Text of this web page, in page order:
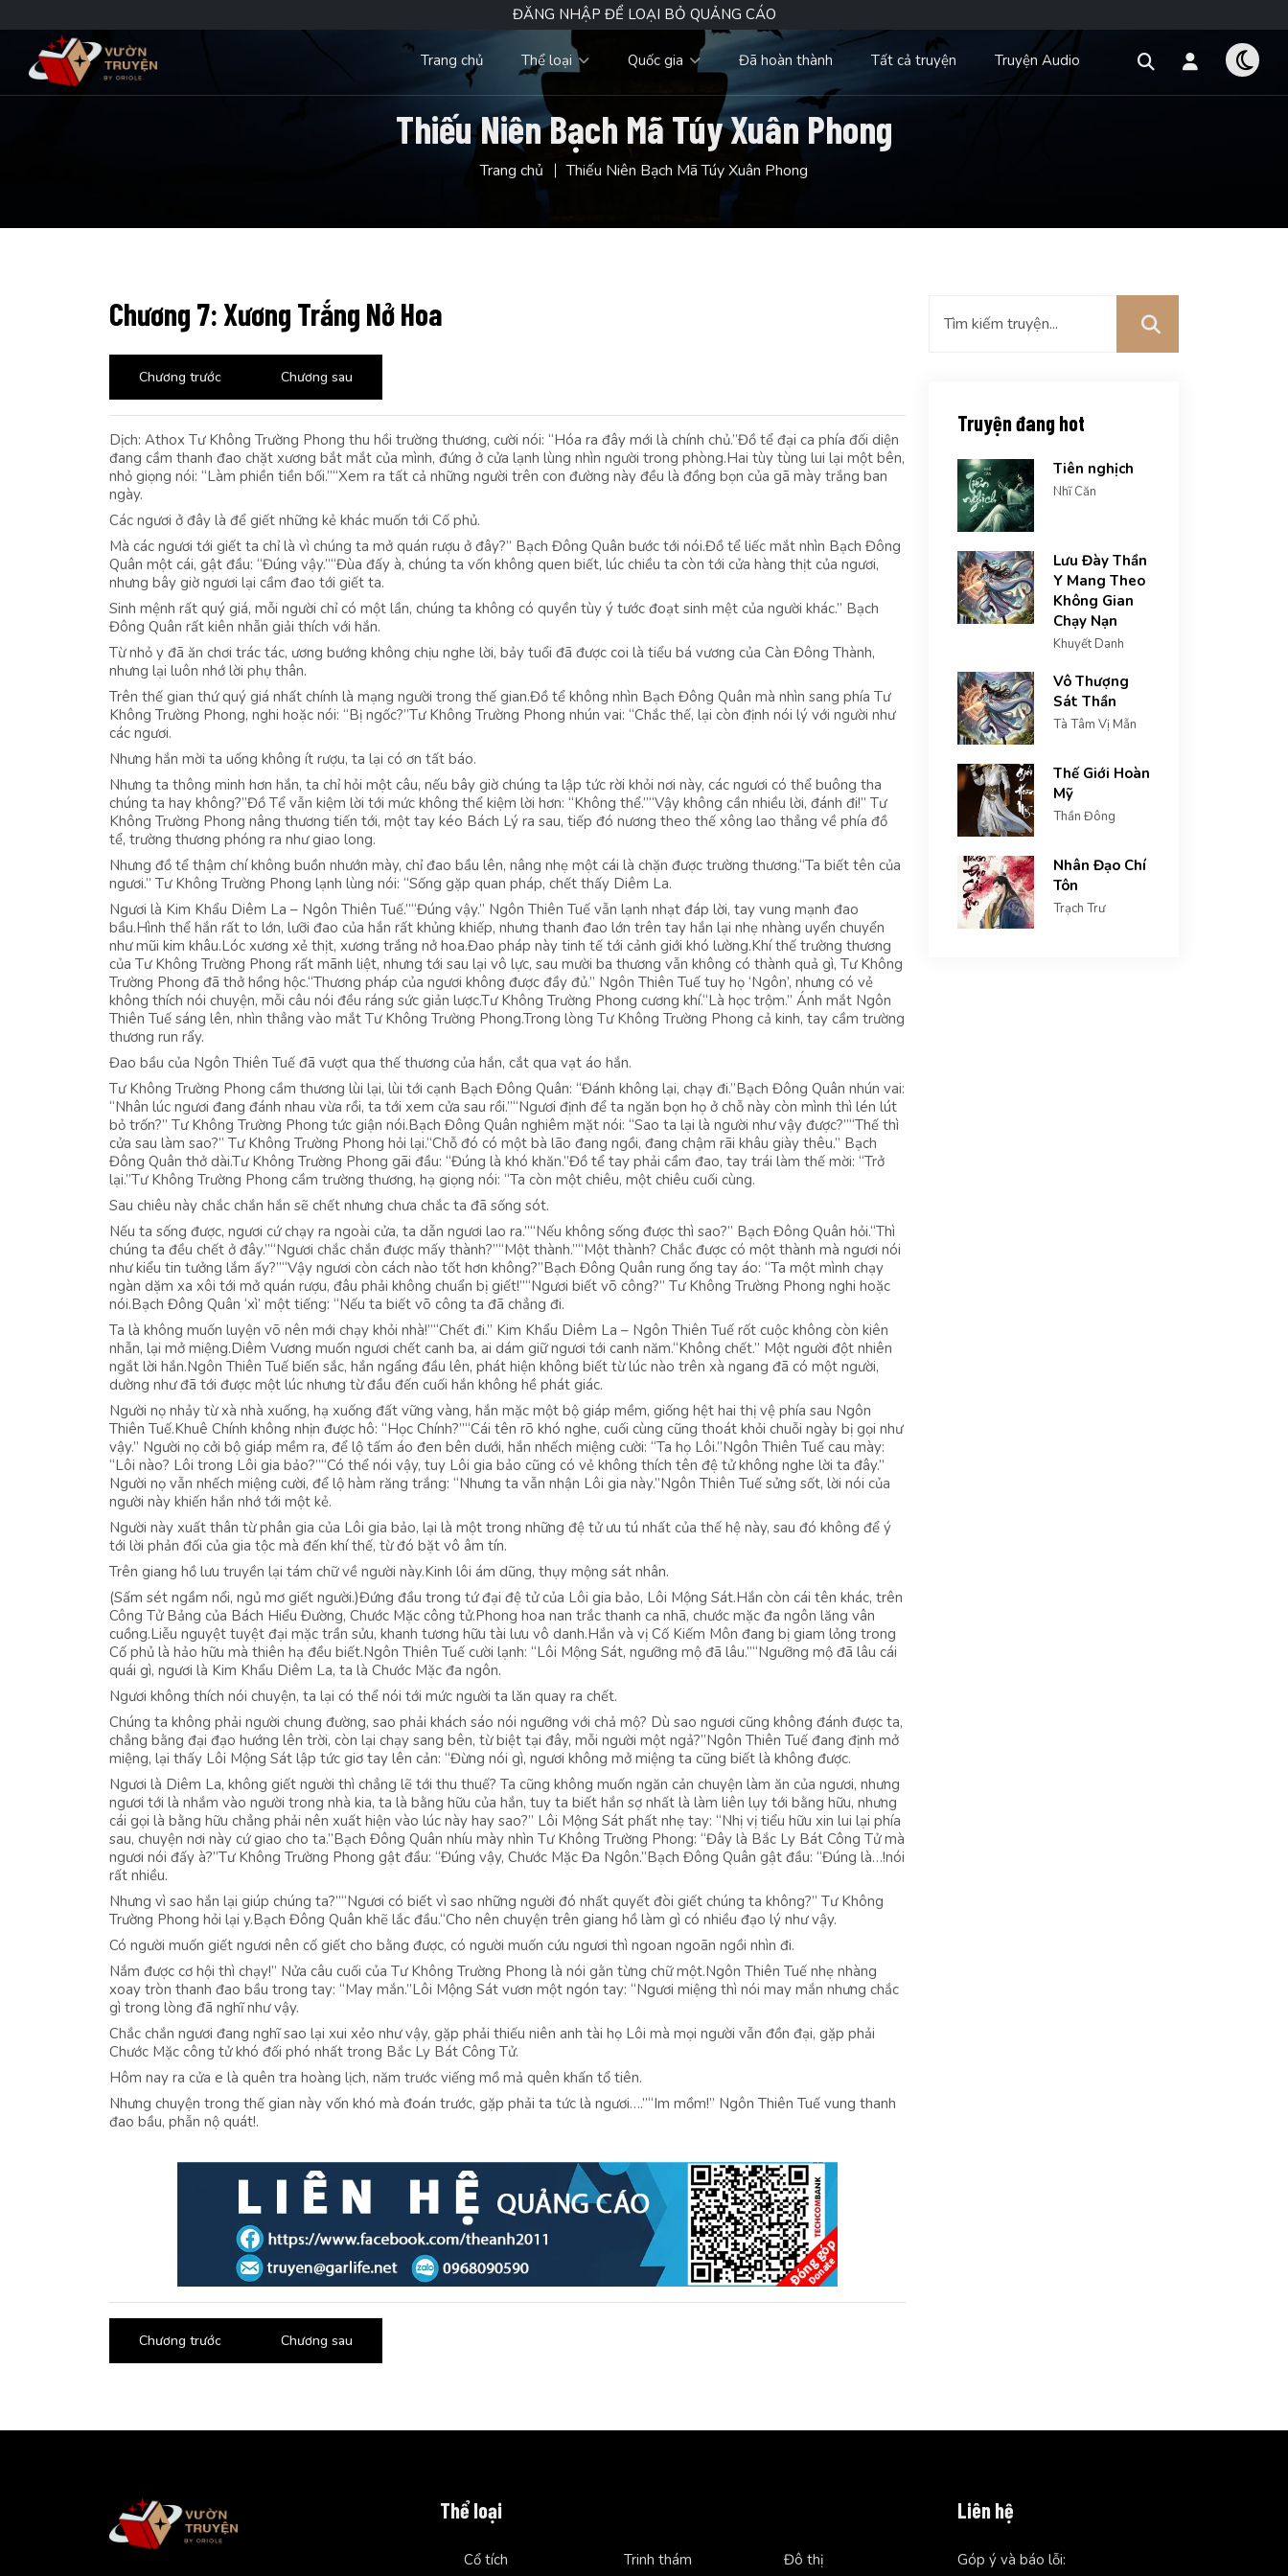
ĐĂNG NHẬP ĐỂ LOẠI BỎ QUẢNG CÁO
Trang chủ Thể loại Quốc gia Đã hoàn thành Tất cả truyện Truyện Audio
Thiếu Niên Bạch Mã Túy Xuân Phong
Trang chủ Thiếu Niên Bạch Mã Túy Xuân Phong
Chương 7: Xương Trắng Nở Hoa
Chương trước Chương sau
Dịch: Athox Tư Không Trường Phong thu hồi trường thương, cười nói: “Hóa ra đây mới là chính chủ.”Đồ tể đại ca phía đối diện
đang cầm thanh đao chặt xương bắt mắt của mình, đứng ở cửa lạnh lùng nhìn người trong phòng.Hai tùy tùng lui lại một bên,
nhỏ giọng nói: “Làm phiền tiền bối.”“Xem ra tất cả những người trên con đường này đều là đồng bọn của gã mày trắng ban
ngày.
Các ngươi ở đây là để giết những kẻ khác muốn tới Cố phủ.
Mà các ngươi tới giết ta chỉ là vì chúng ta mở quán rượu ở đây?” Bạch Đông Quân bước tới nói.Đồ tể liếc mắt nhìn Bạch Đông
Quân một cái, gật đầu: “Đúng vậy.”“Đùa đấy à, chúng ta vốn không quen biết, lúc chiều ta còn tới cửa hàng thịt của ngươi,
nhưng bây giờ ngươi lại cầm đao tới giết ta.
Sinh mệnh rất quý giá, mỗi người chỉ có một lần, chúng ta không có quyền tùy ý tước đoạt sinh mệt của người khác.” Bạch
Đông Quân rất kiên nhẫn giải thích với hắn.
Từ nhỏ y đã ăn chơi trác tác, ương bướng không chịu nghe lời, bảy tuổi đã được coi là tiểu bá vương của Càn Đông Thành,
nhưng lại luôn nhớ lời phụ thân.
Trên thế gian thứ quý giá nhất chính là mạng người trong thế gian.Đồ tể không nhìn Bạch Đông Quân mà nhìn sang phía Tư
Không Trường Phong, nghi hoặc nói: “Bị ngốc?”Tư Không Trường Phong nhún vai: “Chắc thế, lại còn định nói lý với người như
các ngươi.
Nhưng hắn mời ta uống không ít rượu, ta lại có ơn tất báo.
Nhưng ta thông minh hơn hắn, ta chỉ hỏi một câu, nếu bây giờ chúng ta lập tức rời khỏi nơi này, các ngươi có thể buông tha
chúng ta hay không?”Đồ Tể vẫn kiệm lời tới mức không thể kiệm lời hơn: “Không thể.”“Vậy không cần nhiều lời, đánh đi!” Tư
Không Trường Phong nâng thương tiến tới, một tay kéo Bách Lý ra sau, tiếp đó nương theo thế xông lao thẳng về phía đồ
tể, trường thương phóng ra như giao long.
Nhưng đồ tể thậm chí không buồn nhướn mày, chỉ đao bầu lên, nâng nhẹ một cái là chặn được trường thương.“Ta biết tên của
ngươi.” Tư Không Trường Phong lạnh lùng nói: “Sống gặp quan pháp, chết thấy Diêm La.
Ngươi là Kim Khẩu Diêm La – Ngôn Thiên Tuế.”“Đúng vậy.” Ngôn Thiên Tuế vẫn lạnh nhạt đáp lời, tay vung mạnh đao
bầu.Hình thể hắn rất to lớn, lưỡi đao của hắn rất khủng khiếp, nhưng thanh đao lớn trên tay hắn lại nhẹ nhàng uyển chuyển
như mũi kim khâu.Lóc xương xẻ thịt, xương trắng nở hoa.Đao pháp này tinh tế tới cảnh giới khó lường.Khí thế trường thương
của Tư Không Trường Phong rất mãnh liệt, nhưng tới sau lại vô lực, sau mười ba thương vẫn không có thành quả gì, Tư Không
Trường Phong đã thở hồng hộc.“Thương pháp của ngươi không được đầy đủ.” Ngôn Thiên Tuế tuy họ ‘Ngôn’, nhưng có vẻ
không thích nói chuyện, mỗi câu nói đều ráng sức giản lược.Tư Không Trường Phong cương khí.“Là học trộm.” Ánh mắt Ngôn
Thiên Tuế sáng lên, nhìn thẳng vào mắt Tư Không Trường Phong.Trong lòng Tư Không Trường Phong cả kinh, tay cầm trường
thương run rẩy.
Đao bầu của Ngôn Thiên Tuế đã vượt qua thế thương của hắn, cắt qua vạt áo hắn.
Tư Không Trường Phong cầm thương lùi lại, lùi tới cạnh Bạch Đông Quân: “Đánh không lại, chạy đi.”Bạch Đông Quân nhún vai:
“Nhân lúc ngươi đang đánh nhau vừa rồi, ta tới xem cửa sau rồi.”“Ngươi định để ta ngăn bọn họ ở chỗ này còn mình thì lén lút
bỏ trốn?” Tư Không Trường Phong tức giận nói.Bạch Đông Quân nghiêm mặt nói: “Sao ta lại là người như vậy được?”“Thế thì
cửa sau làm sao?” Tư Không Trường Phong hỏi lại.“Chỗ đó có một bà lão đang ngồi, đang chậm rãi khâu giày thêu.” Bạch
Đông Quân thở dài.Tư Không Trường Phong gãi đầu: “Đúng là khó khăn.”Đồ tể tay phải cầm đao, tay trái làm thế mời: “Trở
lại.”Tư Không Trường Phong cầm trường thương, hạ giọng nói: “Ta còn một chiêu, một chiêu cuối cùng.
Sau chiêu này chắc chắn hắn sẽ chết nhưng chưa chắc ta đã sống sót.
Nếu ta sống được, ngươi cứ chạy ra ngoài cửa, ta dẫn ngươi lao ra.”“Nếu không sống được thì sao?” Bạch Đông Quân hỏi.“Thì
chúng ta đều chết ở đây.”“Ngươi chắc chắn được mấy thành?”“Một thành.”“Một thành? Chắc được có một thành mà ngươi nói
như kiểu tin tưởng lắm ấy?”“Vậy ngươi còn cách nào tốt hơn không?”Bạch Đông Quân rung ống tay áo: “Ta một mình chạy
ngàn dặm xa xôi tới mở quán rượu, đâu phải không chuẩn bị giết!”“Ngươi biết võ công?” Tư Không Trường Phong nghi hoặc
nói.Bạch Đông Quân ‘xì’ một tiếng: “Nếu ta biết võ công ta đã chẳng đi.
Ta là không muốn luyện võ nên mới chạy khỏi nhà!”“Chết đi.” Kim Khẩu Diêm La – Ngôn Thiên Tuế rốt cuộc không còn kiên
nhẫn, lại mở miệng.Diêm Vương muốn ngươi chết canh ba, ai dám giữ ngươi tới canh năm.“Không chết.” Một người đột nhiên
ngắt lời hắn.Ngôn Thiên Tuế biến sắc, hắn ngẩng đầu lên, phát hiện không biết từ lúc nào trên xà ngang đã có một người,
dường như đã tới được một lúc nhưng từ đầu đến cuối hắn không hề phát giác.
Người nọ nhảy từ xà nhà xuống, hạ xuống đất vững vàng, hắn mặc một bộ giáp mềm, giống hệt hai thị vệ phía sau Ngôn
Thiên Tuế.Khuê Chính không nhịn được hô: “Học Chính?”“Cái tên rõ khó nghe, cuối cùng cũng thoát khỏi chuỗi ngày bị gọi như
vậy.” Người nọ cởi bộ giáp mềm ra, để lộ tấm áo đen bên dưới, hắn nhếch miệng cười: “Ta họ Lôi.”Ngôn Thiên Tuế cau mày:
“Lôi nào? Lôi trong Lôi gia bảo?”“Có thể nói vậy, tuy Lôi gia bảo cũng có vẻ không thích tên đệ tử không nghe lời ta đây.”
Người nọ vẫn nhếch miệng cười, để lộ hàm răng trắng: “Nhưng ta vẫn nhận Lôi gia này.”Ngôn Thiên Tuế sửng sốt, lời nói của
người này khiến hắn nhớ tới một kẻ.
Người này xuất thân từ phân gia của Lôi gia bảo, lại là một trong những đệ tử ưu tú nhất của thế hệ này, sau đó không để ý
tới lời phản đối của gia tộc mà đến khí thế, từ đó bặt vô âm tín.
Trên giang hồ lưu truyền lại tám chữ về người này.Kinh lôi ám dũng, thụy mộng sát nhân.
(Sấm sét ngầm nổi, ngủ mơ giết người.)Đứng đầu trong tứ đại đệ tử của Lôi gia bảo, Lôi Mộng Sát.Hắn còn cái tên khác, trên
Công Tử Bảng của Bách Hiểu Đường, Chước Mặc công tử.Phong hoa nan trắc thanh ca nhã, chước mặc đa ngôn lăng vân
cuồng.Liễu nguyệt tuyệt đại mặc trần sửu, khanh tương hữu tài lưu vô danh.Hắn và vị Cố Kiếm Môn đang bị giam lỏng trong
Cố phủ là hảo hữu mà thiên hạ đều biết.Ngôn Thiên Tuế cười lạnh: “Lôi Mộng Sát, ngưỡng mộ đã lâu.”“Ngưỡng mộ đã lâu cái
quái gì, ngươi là Kim Khẩu Diêm La, ta là Chước Mặc đa ngôn.
Ngươi không thích nói chuyện, ta lại có thể nói tới mức người ta lăn quay ra chết.
Chúng ta không phải người chung đường, sao phải khách sáo nói ngưỡng với chả mộ? Dù sao ngươi cũng không đánh được ta,
chẳng bằng đại đạo hướng lên trời, còn lại chạy sang bên, từ biệt tại đây, mỗi người một ngả?”Ngôn Thiên Tuế đang định mở
miệng, lại thấy Lôi Mộng Sát lập tức giơ tay lên cản: “Đừng nói gì, ngươi không mở miệng ta cũng biết là không được.
Ngươi là Diêm La, không giết người thì chẳng lẽ tới thu thuế? Ta cũng không muốn ngăn cản chuyện làm ăn của ngươi, nhưng
ngươi tới là nhắm vào người trong nhà kia, ta là bằng hữu của hắn, tuy ta biết hắn sợ nhất là làm liên lụy tới bằng hữu, nhưng
cái gọi là bằng hữu chẳng phải nên xuất hiện vào lúc này hay sao?” Lôi Mộng Sát phất nhẹ tay: “Nhị vị tiểu hữu xin lui lại phía
sau, chuyện nơi này cứ giao cho ta.”Bạch Đông Quân nhíu mày nhìn Tư Không Trường Phong: “Đây là Bắc Ly Bát Công Tử mà
ngươi nói đấy à?”Tư Không Trường Phong gật đầu: “Đúng vậy, Chước Mặc Đa Ngôn.”Bạch Đông Quân gật đầu: “Đúng là…!nói
rất nhiều.
Nhưng vì sao hắn lại giúp chúng ta?”“Ngươi có biết vì sao những người đó nhất quyết đòi giết chúng ta không?” Tư Không
Trường Phong hỏi lại y.Bạch Đông Quân khẽ lắc đầu.“Cho nên chuyện trên giang hồ làm gì có nhiều đạo lý như vậy.
Có người muốn giết ngươi nên cố giết cho bằng được, có người muốn cứu ngươi thì ngoan ngoãn ngồi nhìn đi.
Nắm được cơ hội thì chạy!” Nửa câu cuối của Tư Không Trường Phong là nói gằn từng chữ một.Ngôn Thiên Tuế nhẹ nhàng
xoay tròn thanh đao bầu trong tay: “May mắn.”Lôi Mộng Sát vươn một ngón tay: “Ngươi miệng thì nói may mắn nhưng chắc
gì trong lòng đã nghĩ như vậy.
Chắc chắn ngươi đang nghĩ sao lại xui xẻo như vậy, gặp phải thiếu niên anh tài họ Lôi mà mọi người vẫn đồn đại, gặp phải
Chước Mặc công tử khó đối phó nhất trong Bắc Ly Bát Công Tử.
Hôm nay ra cửa e là quên tra hoàng lịch, năm trước viếng mồ mả quên khấn tổ tiên.
Nhưng chuyện trong thế gian này vốn khó mà đoán trước, gặp phải ta tức là ngươi….”“Im mồm!” Ngôn Thiên Tuế vung thanh
đao bầu, phẫn nộ quát!.
Chương trước Chương sau
Truyện đang hot
Tiên nghịch
Nhĩ Căn
Lưu Đày Thần
Y Mang Theo
Không Gian
Chạy Nạn
Khuyết Danh
Vô Thượng
Sát Thần
Tà Tâm Vị Mẫn
Thế Giới Hoàn
Mỹ
Thần Đông
Nhân Đạo Chí
Tôn
Trạch Trư
Thể loại
Cổ tích Trinh thám Đô thị
Liên hệ
Góp ý và báo lỗi: